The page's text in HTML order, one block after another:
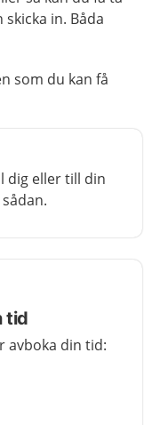
in. Båda
som du kan få
dig eller till din
region Västerbotten
tid
avboka din tid:
region Västerbotten